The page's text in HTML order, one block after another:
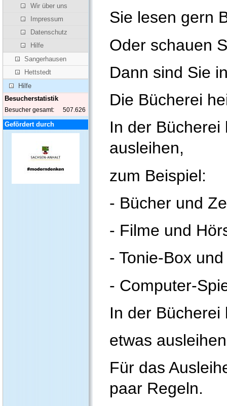
Wir über uns
Impressum
Datenschutz
Hilfe
Sangerhausen
Hettstedt
Hilfe
Besucherstatistik
Besucher gesamt: 507.626
Gefördert durch
Sie lesen gern
Oder schauen
Dann sind Sie
Die Bücherei
In der
ausleihen,
zum Beispiel:
- Bücher und
- Filme und
- Tonie-Box
- Computer-
In der
etwas
Für das
paar Regeln.